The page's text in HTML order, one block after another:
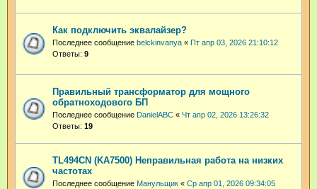
Как подключить эквалайзер?
Последнее сообщение belckinvanya « Пт апр 03, 2026 21:10:12
Ответы: 9
Правильный трансформатор для мощного
обратноходового БП
Последнее сообщение DanielABC « Чт апр 02, 2026 13:26:32
Ответы: 19
TL494CN (KA7500) Неправильная работа на низких
частотах
Последнее сообщение Манульщик « Ср апр 01, 2026 09:34:05